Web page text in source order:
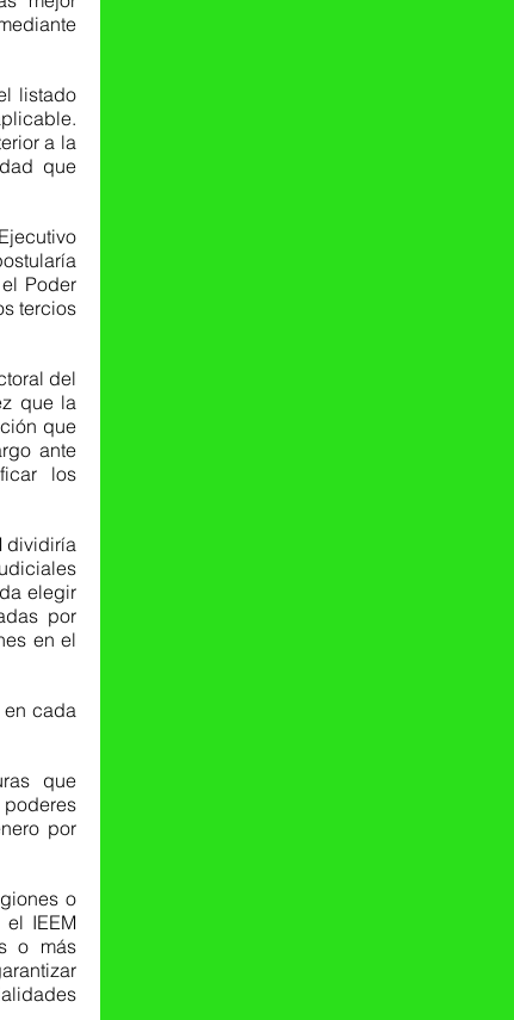
listado
a la
que
Poder
tercios
del
que la
que
ante
los
dividiría
elegir
por
en el
en cada
que
por
o
IEEM
o más